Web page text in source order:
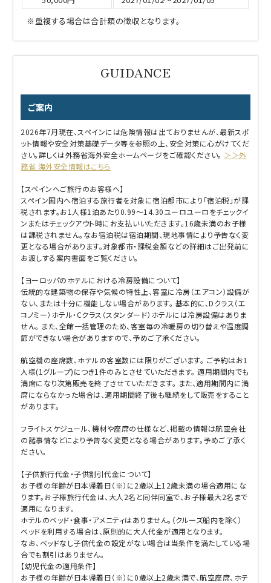
※重複する場合は合計額の徴収となります。
ご案内
2026年7月現在、スペインには危険情報は出ておりませんが、最新スポ
ット情報や安全対策基礎データ等を参照の上、安全対策に心がけてくだ
さい。詳しくは外務省海外安全ホームページをご確認ください。 ＞＞外
務省 海外安全情報はこちら
【スペインへご旅行のお客様へ】
スペイン国内へ宿泊する旅行者を対象に宿泊都市により「宿泊税」が課
税されます。お1人様1泊あたり0.99～14.30ユーロユーロをチェックイ
ンまたはチェックアウト時にお支払いいただきます。16歳未満のお子様
は課税されません。なお宿泊税は宿泊期間、現地事情により予告なく変
更となる場合があります。対象都市・課税金額などの詳細はご出発前に
お渡しする案内書面をご覧ください。
【ヨーロッパのホテルにおける冷房設備について】
伝統的な建築物の保存や気候の特性上、客室に冷房（エアコン）設備が
ない、または十分に機能しない場合があります。 基本的に、Dクラス（エ
コノミー）ホテル・Cクラス（スタンダード）ホテルには冷房設備はありま
せん。 また、全館一括管理のため、客室毎の冷暖房の切り替えや温度調
節ができない場合がありますので、予めご了承ください。
航空機の座席数、ホテルの客室数には限りがございます。 ご予約はお1
人様(1グループ)につき1件のみとさせていただきます。 適用期間内でも
満席になり次第販売を終了させていただきます。 また、適用期間内に満
席にならなかった場合は、適用期間終了後も継続をして販売をすること
があります。
フライトスケジュール、機材や座席の仕様など、掲載の情報は航空会社
の諸事情などにより予告なく変更となる場合があります。予めご了承く
ださい。
【子供旅行代金・子供割引代金について】
お子様の年齢が日本帰着日（※）に2歳以上12歳未満の場合適用にな
ります。お子様旅行代金は、大人2名と同伴同室で、お子様最大2名まで
適用になります。
ホテルのベッド・食事・アメニティはありません。（クルーズ船内を除く）
ベッドを利用する場合は、原則的に大人代金が適用となります。
なお、ベッドなし子供代金の設定がない場合は当条件を満たしている場
合でも割引はありません。
【幼児代金の適用条件】
お子様の年齢が日本帰着日（※）に0歳以上2歳未満で、航空座席、ホテ